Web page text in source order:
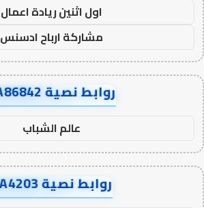
اول اثنين ريادة اعمال
مشاركة ارباح ادسنس
روابط نصية AA86842
عالم الشباب
روابط نصية AA4203